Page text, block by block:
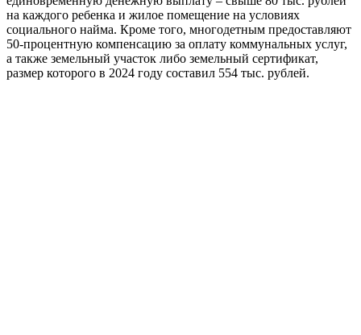
на каждого ребенка и жилое помещение на условиях
социального найма. Кроме того, многодетным предоставляют
50-процентную компенсацию за оплату коммунальных услуг,
а также земельный участок либо земельный сертификат,
размер которого в 2024 году составил 554 тыс. рублей.